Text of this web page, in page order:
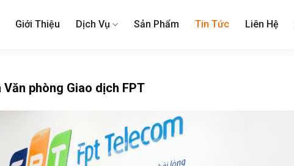
Giới Thiệu Dịch Vụ Sản Phẩm Tin Tức Liên Hệ
phòng Giao dịch FPT